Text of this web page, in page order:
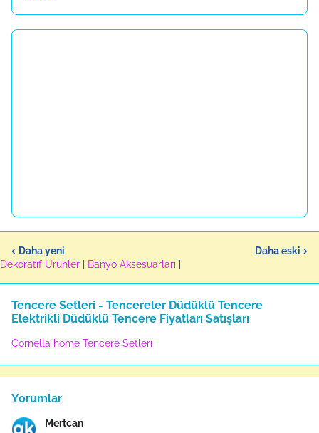
Daha yeni
Daha eski
Dekoratif Ürünler
Banyo Aksesuarları
Tencere Setleri - Tencereler Düdüklü Tencere
Elektrikli Düdüklü Tencere Fiyatları Satışları
Cornella home Tencere Setleri
Yorumlar
Mertcan